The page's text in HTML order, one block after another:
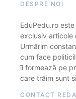
DESPRE NOI
EduPedu.ro
exclusiv articole
Urmărim
cum face
îi formează pe
care trăim sunt
CONTACT